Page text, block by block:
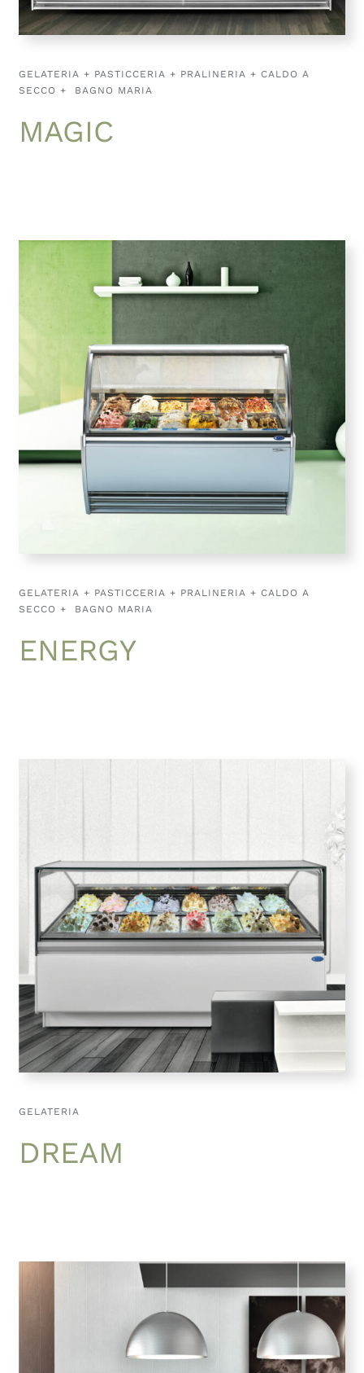
GELATERIA + PASTICCERIA + PRALINERIA + CALDO A
SECCO + BAGNO MARIA
MAGIC
GELATERIA + PASTICCERIA + PRALINERIA + CALDO A
SECCO + BAGNO MARIA
ENERGY
GELATERIA
DREAM